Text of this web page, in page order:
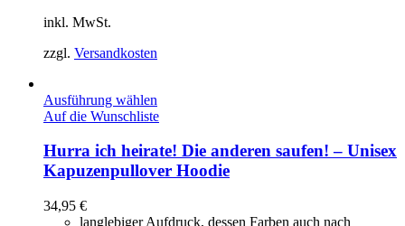
inkl. MwSt.
zzgl. Versandkosten
Ausführung wählen
Auf die Wunschliste
Hurra ich heirate! Die anderen saufen! – Unisex
Kapuzenpullover Hoodie
34,95 €
langlebiger Aufdruck, dessen Farben auch nach